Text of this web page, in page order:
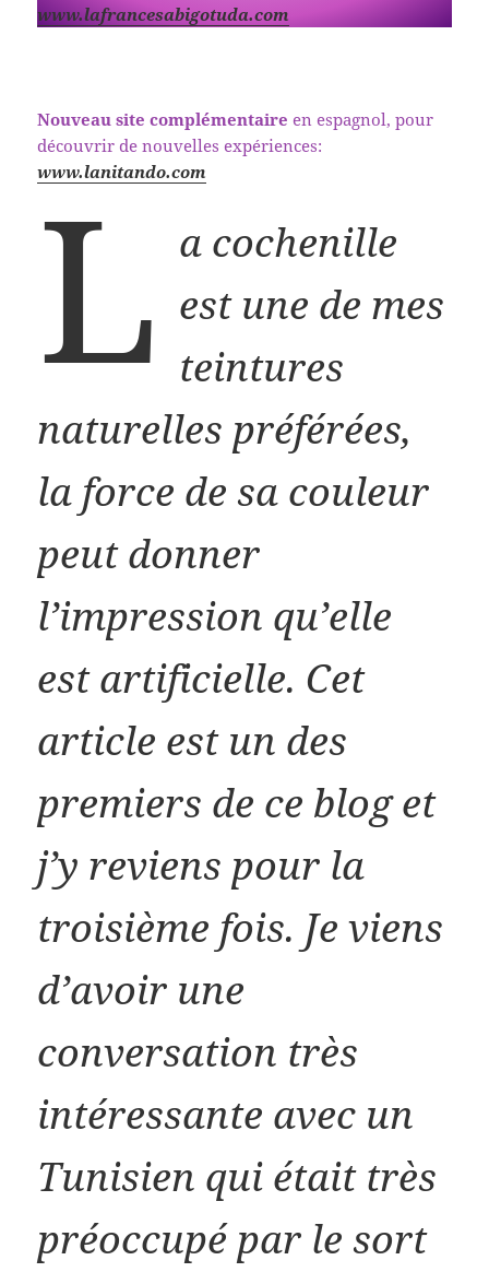
www.lafrancesabigotuda.com
Nouveau site complémentaire en espagnol, pour
découvrir de nouvelles expériences:
www.lanitando.com
L a cochenille
est une de mes
teintures
naturelles préférées,
la force de sa couleur
peut donner
l’impression qu’elle
est artificielle. Cet
article est un des
premiers de ce blog et
j’y reviens pour la
troisième fois. Je viens
d’avoir une
conversation très
intéressante avec un
Tunisien qui était très
préoccupé par le sort